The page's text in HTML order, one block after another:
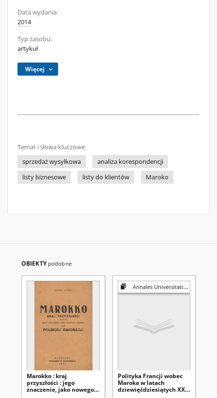
Data wydania:
2014
Typ zasobu:
artykuł
Więcej
Temat i słowa kluczowe:
sprzedaż wysyłkowa
analiza korespondencji
listy biznesowe
listy do klientów Maroko
OBIEKTY podobne
Marokko : kraj
przyszłości : jego
znaczenie, jako nowego
Annales Universitatis Mariae Curie-Skłodowska. Sectio K, Politologia
Polityka Francji wobec
Maroka w latach
dziewięćdziesiątych XX